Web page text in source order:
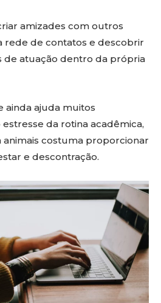
amizades com outros
rede de contatos e descobrir
de atuação dentro da própria
ainda ajuda muitos
da rotina acadêmica,
costuma proporcionar
e descontração.